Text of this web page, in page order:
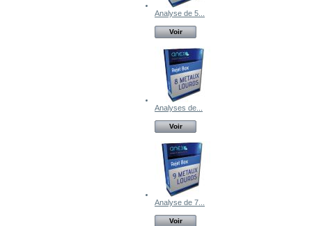
Analyse de 5...
Voir
Analyses de...
Voir
Analyse de 7...
Voir